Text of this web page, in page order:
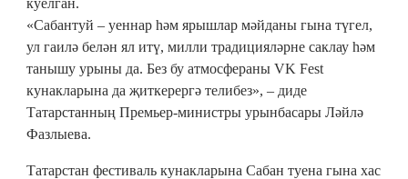
куелган.
«Сабантуй – уеннар һәм ярышлар мәйданы гына түгел,
ул гаилә белән ял итү, милли традицияләрне саклау һәм
танышу урыны да. Без бу атмосфераны VK Fest
кунакларына да җиткерергә телибез», – диде
Татарстанның Премьер-министры урынбасары Ләйлә
Фазлыева.
Татарстан фестиваль кунакларына Сабан туена гына хас